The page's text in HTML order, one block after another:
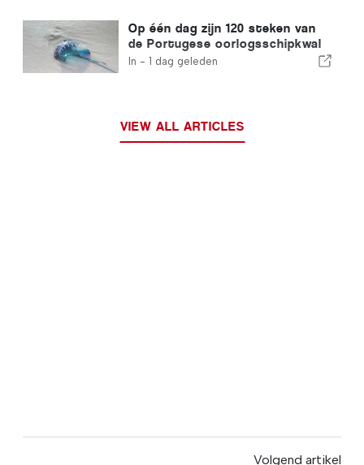
Op één dag zijn 120 steken van
de Portugese oorlogsschipkwal
geregistreerd
In - 1 dag geleden
VIEW ALL ARTICLES
Volgend artikel